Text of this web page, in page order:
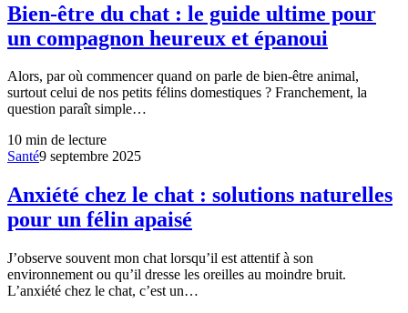
Bien-être du chat : le guide ultime pour
un compagnon heureux et épanoui
Alors, par où commencer quand on parle de bien-être animal,
surtout celui de nos petits félins domestiques ? Franchement, la
question paraît simple…
10 min de lecture
Santé9 septembre 2025
Anxiété chez le chat : solutions naturelles
pour un félin apaisé
J’observe souvent mon chat lorsqu’il est attentif à son
environnement ou qu’il dresse les oreilles au moindre bruit.
L’anxiété chez le chat, c’est un…